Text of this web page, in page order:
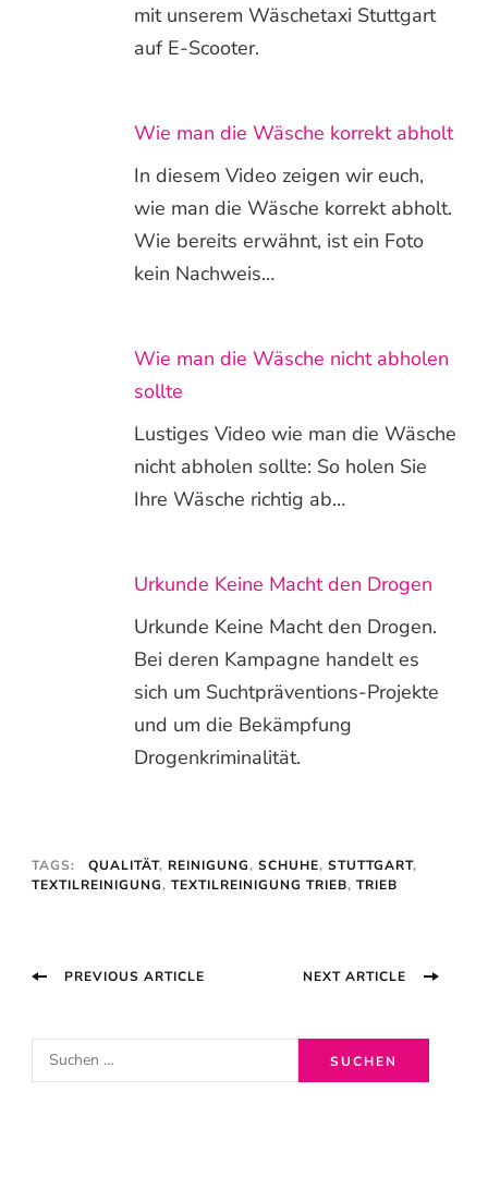
mit unserem Wäschetaxi Stuttgart
auf E-Scooter.
Wie man die Wäsche korrekt abholt
In diesem Video zeigen wir euch,
wie man die Wäsche korrekt abholt.
Wie bereits erwähnt, ist ein Foto
kein Nachweis…
Wie man die Wäsche nicht abholen
sollte
Lustiges Video wie man die Wäsche
nicht abholen sollte: So holen Sie
Ihre Wäsche richtig ab…
Urkunde Keine Macht den Drogen
Urkunde Keine Macht den Drogen.
Bei deren Kampagne handelt es
sich um Suchtpräventions-Projekte
und um die Bekämpfung
Drogenkriminalität.
TAGS: QUALITÄT, REINIGUNG, SCHUHE, STUTTGART,
TEXTILREINIGUNG, TEXTILREINIGUNG TRIEB, TRIEB
PostPREVIOUS ARTICLE NEXT ARTICLE
u